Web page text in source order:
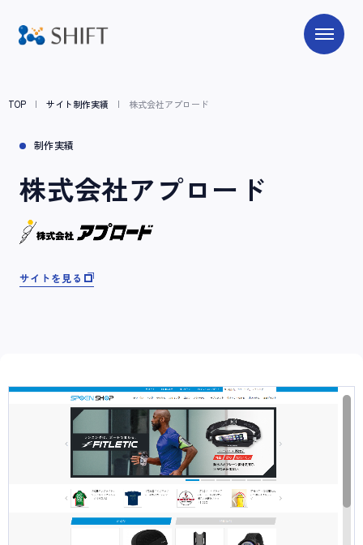
TOP サイト制作実績 株式会社アプロード
制作実績
株式会社アプロード
サイトを見る